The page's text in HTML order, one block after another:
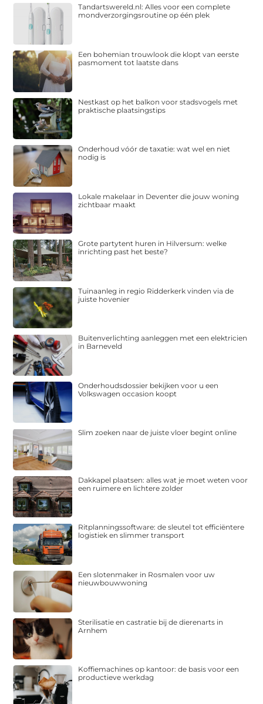
Tandartswereld.nl: Alles voor een complete
mondverzorgingsroutine op één plek
Een bohemian trouwlook die klopt van eerste
pasmoment tot laatste dans
Nestkast op het balkon voor stadsvogels met
praktische plaatsingstips
Onderhoud vóór de taxatie: wat wel en niet
nodig is
Lokale makelaar in Deventer die jouw woning
zichtbaar maakt
Grote partytent huren in Hilversum: welke
inrichting past het beste?
Tuinaanleg in regio Ridderkerk vinden via de
juiste hovenier
Buitenverlichting aanleggen met een elektricien
in Barneveld
Onderhoudsdossier bekijken voor u een
Volkswagen occasion koopt
Slim zoeken naar de juiste vloer begint online
Dakkapel plaatsen: alles wat je moet weten voor
een ruimere en lichtere zolder
Ritplanningssoftware: de sleutel tot efficiëntere
logistiek en slimmer transport
Een slotenmaker in Rosmalen voor uw
nieuwbouwwoning
Sterilisatie en castratie bij de dierenarts in
Arnhem
Koffiemachines op kantoor: de basis voor een
productieve werkdag